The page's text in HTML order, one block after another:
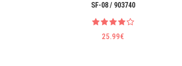
SF-08 / 903740
25.99€